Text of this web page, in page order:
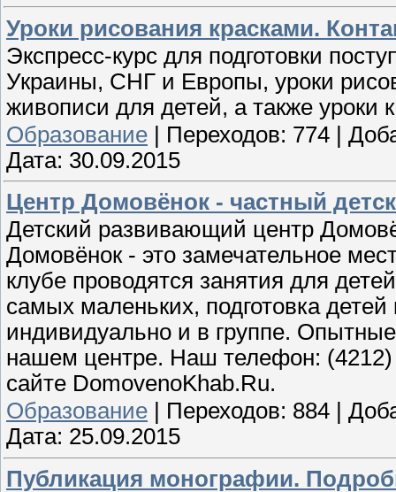
Уроки рисования красками.
Экспресс-курс для подготовки
Украины, СНГ и Европы, уроки
живописи для детей, а также уроки
Образование | Переходов: 774 |
Дата: 30.09.2015
Центр Домовёнок - частный
Детский развивающий центр
Домовёнок - это замечательное
клубе проводятся занятия для
самых маленьких, подготовка
индивидуально и в группе.
нашем центре. Наш телефон: (4212)
сайте DomovenoKhab.Ru.
Образование
Переходов: 884
Дата: 25.09.2015
Публикация монографии.